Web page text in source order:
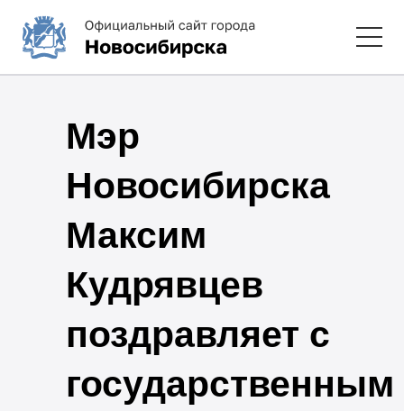
Мэр
Новосибирска
Максим
Кудрявцев
поздравляет с
государственным